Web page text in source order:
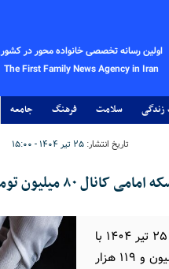
اولین رسانه تخصصی خانواده محور در کشور
The First Family News Agency in Iran
سلامت فرهنگ جامعه
تاریخ انتشار:۲۵ تیر ۱۴۰۴ - ۱۵:۰۰
تومان را از دست داد
طلای ۱۸ عیار امروز چهارشنبه ۲۵ تیر ۱۴۰۴ با
افت ۳۶ هزار تومانی به ۷ میلیون و ۱۱۹ هزار